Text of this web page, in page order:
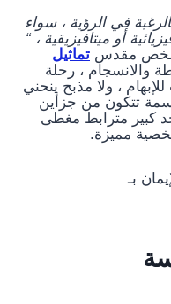
في الرؤية ، سواء
أو ميتافيزيقية ، “
مقدس تماثيل
والانسجام ، رحلة
، ولا مذبح ينحني
تتكون من جزأين
كبير مترابط مغطى
مميزة.